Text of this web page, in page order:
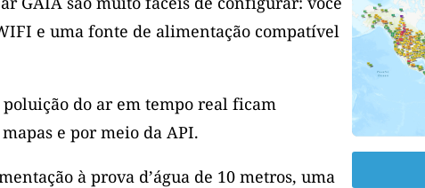
e uma fonte de alimentação compatível
do ar em tempo real ficam
e por meio da API.
à prova d’água de 10 metros, uma